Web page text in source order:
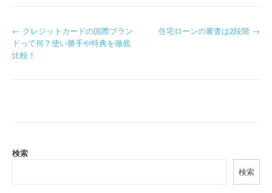
P
o
a
← クレジットカードの国際ブラン
ドって何？使い勝手や特典を徹底
比較！
住宅ローンの審査は2段階 →
検索
検索